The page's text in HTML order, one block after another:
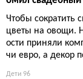
Чтобы сократить
цветы на овощи.
ости приняли
чи евро, а декор
Дети 96